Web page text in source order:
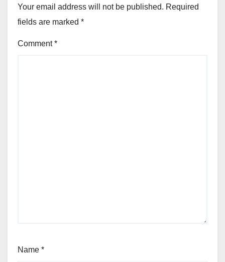
Your email address will not be published. Required
fields are marked *
Comment*
Name *